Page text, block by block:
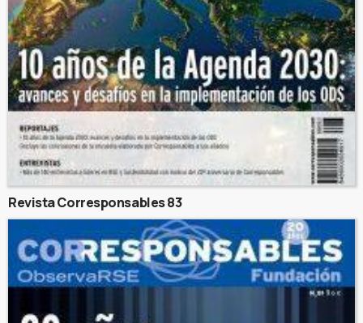
Revista Corresponsables 83